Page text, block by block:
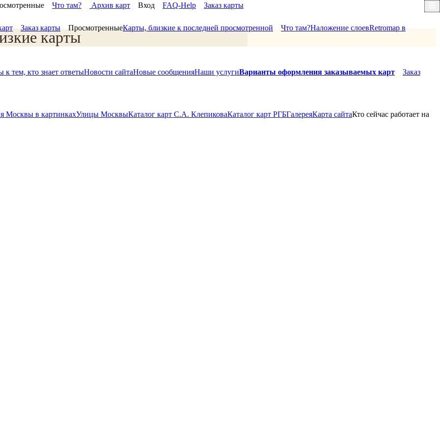
Что там? Архив карт Вход FAQ-Help Заказ карты ×
Заказ карты ПросмотренныеКарты, близкие к последней просмотренной Что там?Наложение слоевRetromap в
к тем, кто знает ответыНовости сайтаНовые сообщенияНаши услугиВарианты оформления заказываемых карт
Заказ
Москвы в картинкахУлицы МосквыКаталог карт С.А. КлепиковаКаталог карт РГБГалереяКарта сайтаКто сейчас работает на
карты